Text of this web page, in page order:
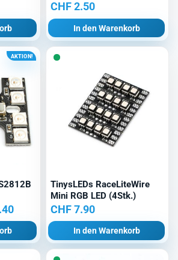
CHF2.50
In den Warenkorb
AKTION!
Aktueller
Preis
ist:
CHF 8.40.
TinysLEDs RaceLiteWire
Mini RGB LED (4Stk.)
CHF7.90
In den Warenkorb